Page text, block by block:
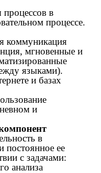
в
процессе.
коммуникация
мгновенные и
языками).
и базах
и
в
ее
с задачами:
анализа